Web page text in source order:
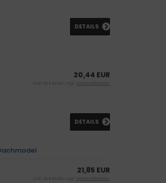
DETAILS
20,44 EUR
inkl. 19 % MwSt. zzgl. Versandkosten
DETAILS
21,85 EUR
inkl. 19 % MwSt. zzgl. Versandkosten